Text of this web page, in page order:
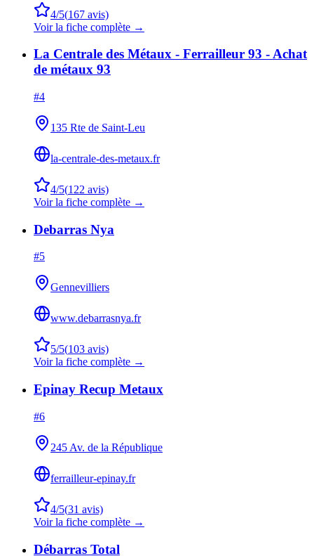
4/5(167 avis)
Voir la fiche complète →
La Centrale des Métaux - Ferrailleur 93 - Achat
de métaux 93
#4
135 Rte de Saint-Leu
la-centrale-des-metaux.fr
4/5(122 avis)
Voir la fiche complète →
Debarras Nya
#5
Gennevilliers
www.debarrasnya.fr
5/5(103 avis)
Voir la fiche complète →
Epinay Recup Metaux
#6
245 Av. de la République
ferrailleur-epinay.fr
4/5(31 avis)
Voir la fiche complète →
Débarras Total